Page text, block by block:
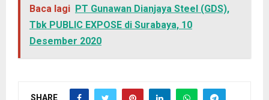
Baca lagi PT Gunawan Dianjaya Steel (GDS),
Tbk PUBLIC EXPOSE di Surabaya, 10
Desember 2020
SHARE